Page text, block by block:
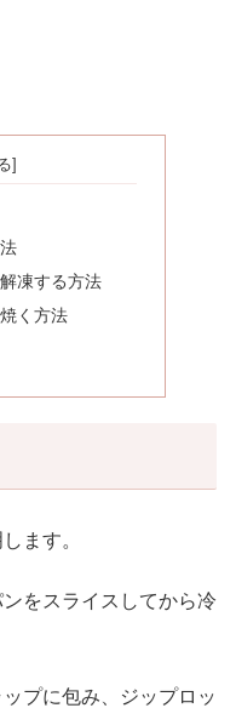
凍する方法
く方法
ます。
をスライスしてから冷
プに包み、ジップロッ